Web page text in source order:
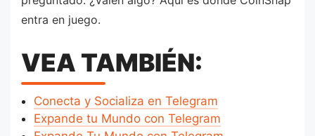
entra en juego.
VEA TAMBIÉN:
Conecta y Socializa en Telegram
Expande tu Mundo con Telegram